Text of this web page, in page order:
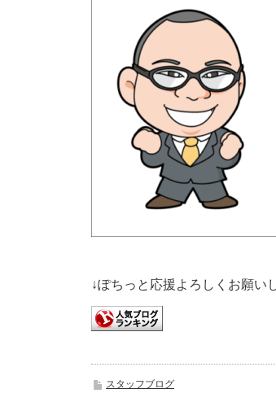
↓ぽちっと応援よろしくお願い
スタッフブログ